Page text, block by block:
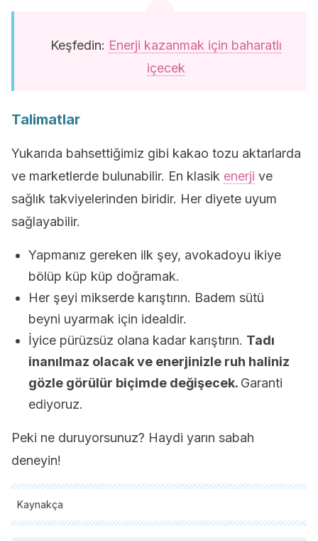
Keşfedin: Enerji kazanmak için baharatlı
içecek
Talimatlar
Yukarıda bahsettiğimiz gibi kakao tozu aktarlarda
ve marketlerde bulunabilir. En klasik enerji ve
sağlık takviyelerinden biridir. Her diyete uyum
sağlayabilir.
Yapmanız gereken ilk şey, avokadoyu ikiye
bölüp küp küp doğramak.
Her şeyi mikserde karıştırın. Badem sütü
beyni uyarmak için idealdir.
İyice pürüzsüz olana kadar karıştırın. Tadı
inanılmaz olacak ve enerjinizle ruh haliniz
gözle görülür biçimde değişecek. Garanti
ediyoruz.
Peki ne duruyorsunuz? Haydi yarın sabah
deneyin!
Kaynakça
Tüm alıntı yapılan kaynaklar, kalitelerini, güvenilirliklerini,